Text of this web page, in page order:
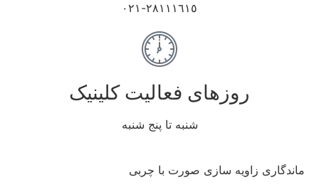
٢٨١١١٦١٥-٠٢١
روزهای فعالیت کلینیک
شنبه تا پنج شنبه
ماندگاری زاویه سازی صورت با چربی